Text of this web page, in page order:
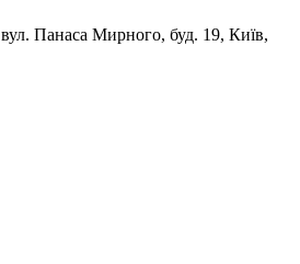
вул. Панаса Мирного, буд. 19, Київ,